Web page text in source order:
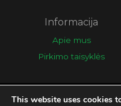
Informacija
Apie mus
Pirkimo taisyklės
This website uses cookies